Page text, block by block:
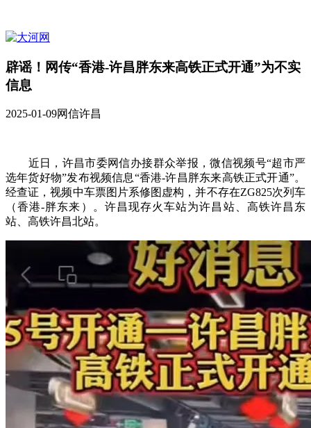
辟谣！网传“香港-许昌胖东来高铁正式开通”为不实
信息
2025-01-09网信许昌
近日，许昌市委网信办接群众举报，微信视频号“超市严
选年货好物”发布视频信息“香港-许昌胖东来高铁正式开通”。
经查证，视频中车票图片系修图虚构，并不存在ZG825次列车
（香港-胖东来）。许昌现存火车站为许昌站、高铁许昌东
站、高铁许昌北站。